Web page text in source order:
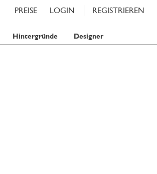
LOGIN REGISTRIEREN
PREISE
Hintergründe Designer